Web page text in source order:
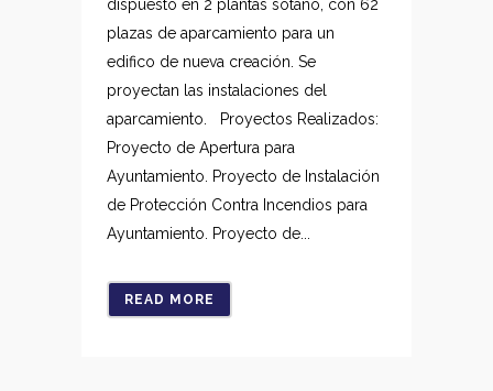
dispuesto en 2 plantas sótano, con 62
plazas de aparcamiento para un
edifico de nueva creación. Se
proyectan las instalaciones del
aparcamiento. Proyectos Realizados:
Proyecto de Apertura para
Ayuntamiento. Proyecto de Instalación
de Protección Contra Incendios para
Ayuntamiento. Proyecto de...
READ MORE